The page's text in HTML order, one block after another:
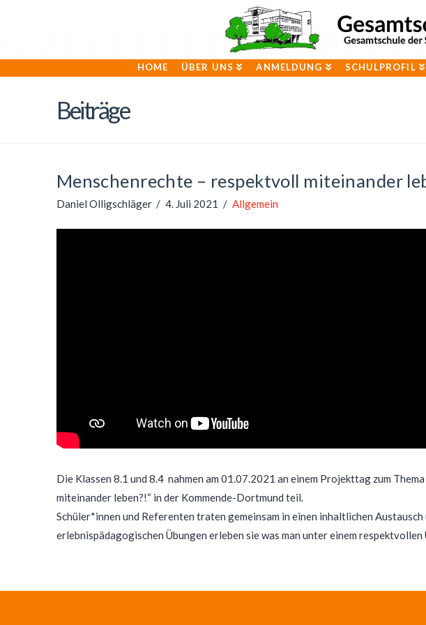
HOME ÜBER UNS ANMELDUNG SCHULPROFIL
Beiträge
Menschenrechte – respektvoll miteinander
Daniel Olligschläger 4. Juli 2021 Allgemein
Die Klassen 8.1 und 8.4 nahmen am 01.07.2021 an einem Projekttag zum
miteinander leben?!“ in der Kommende-Dortmund teil.
Schüler*innen und Referenten traten gemeinsam in einen inhaltlichen
erlebnispädagogischen Übungen erleben sie was man unter einem